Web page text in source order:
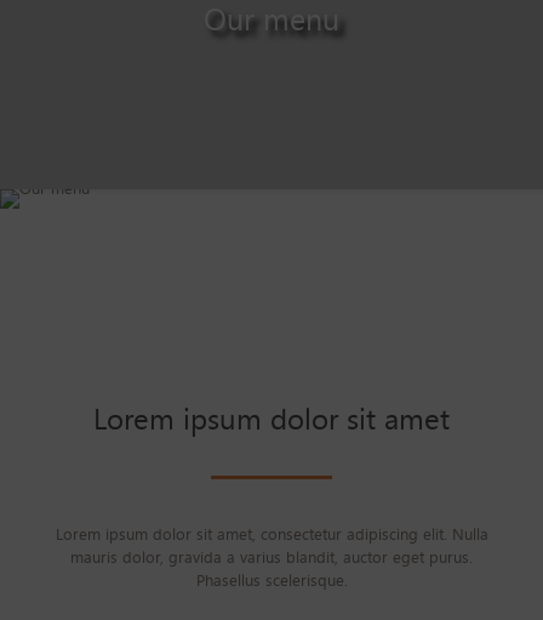
Our menu
Lorem ipsum dolor sit amet
Lorem ipsum dolor sit amet, consectetur adipiscing elit. Nulla
mauris dolor, gravida a varius blandit, auctor eget purus.
Phasellus scelerisque.